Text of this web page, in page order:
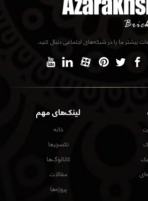
لینک‌های مهم
خانه
تکسچرها
کاتالوگ‌ها
مقالات
پروژه‌ها
بیشتر ما را در شبکه‌های اجتماعی دنبال کنید.